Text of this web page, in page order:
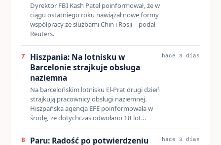
Dyrektor FBI Kash Patel poinformował, że w
ciągu ostatniego roku nawiązał nowe formy
współpracy ze służbami Chin i Rosji – podał
Reuters.
7
Hiszpania: Na lotnisku w
Barcelonie strajkuje obsługa
naziemna
Na barcelońskim lotnisku El-Prat drugi dzień
strajkują pracownicy obsługi naziemnej.
Hiszpańska agencja EFE poinformowała w
środę, że dotychczas odwołano 18 lot…
hace 3 días
8 Paru: Radość po potwierdzeniu hace 3 días